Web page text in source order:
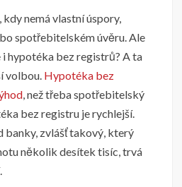
nemá vlastní úspory,
spotřebitelském úvěru. Ale
i hypotéka bez registrů? A ta
volbou. Hypotéka bez
, než třeba spotřebitelský
bez registru je rychlejší.
banky, zvlášť takový, který
několik desítek tisíc, trvá